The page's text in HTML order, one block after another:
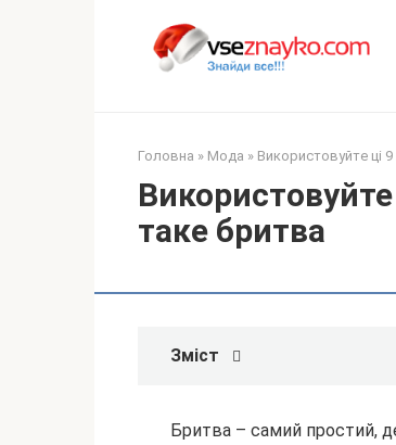
Головна » Мода » Використовуйте ці
таке бритва
Зміст
Бритва – самий простий,